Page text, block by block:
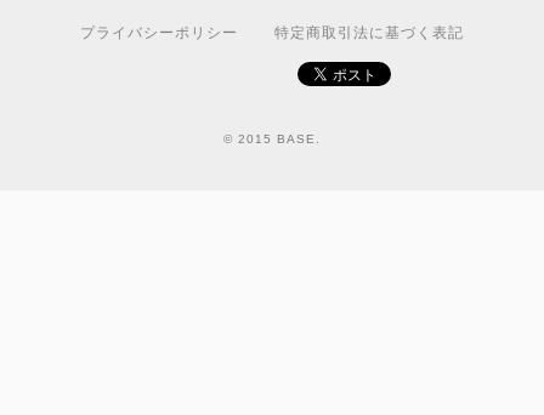
プライバシーポリシー 特定商取引法に基づく表記
© 2015 BASE.